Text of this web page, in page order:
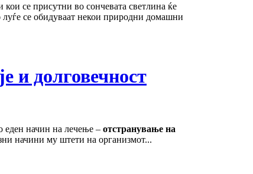
се присутни во сончевата светлина ќе
се обидуваат некои природни домашни
и долговечност
еден начин на лечење – отстранување на
начини му штети на организмот...